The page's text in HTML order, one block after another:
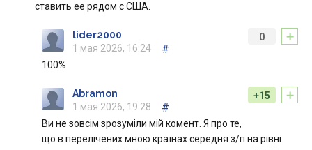
ставить ее рядом с США.
+
0
lider2000
1 мая 2026, 16:24
#
100%
+
+15
Abramon
1 мая 2026, 19:28
#
Ви не зовсім зрозуміли мій комент. Я про те,
що в перелічених мною країнах середня з/п на рівні